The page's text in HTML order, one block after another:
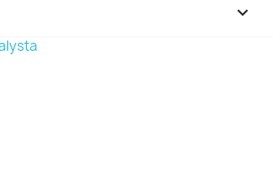
keyboard_arrow_down